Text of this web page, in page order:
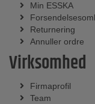
Min ESSKA
Returnering
Annuller ordre
Virksomhed
Firmaprofil
Team